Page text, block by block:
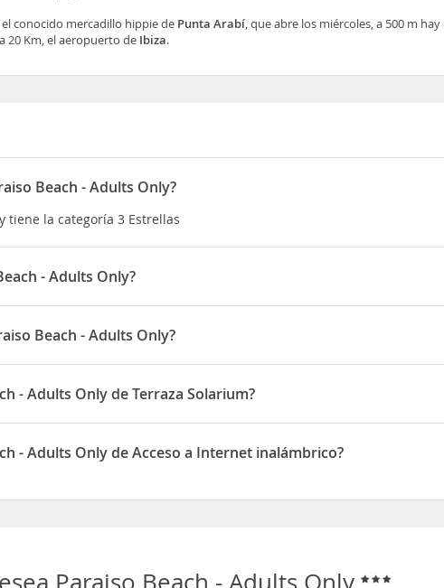
conocido mercadillo hippie de Punta Arabí, que abre los miércoles, a 500 m
20 Km, el aeropuerto de Ibiza.
Beach - Adults Only?
tiene la categoría 3 Estrellas
- Adults Only?
en el corazón deEs Cana, donde encontrará tiendas,
hippie dePunta Arabí, que abre los miércoles, a 500 m hay una
Beach - Adults Only?
está ubicado en Av/ de Punta Arabi s/n
- Adults Only de Terraza Solarium?
dispone de Terraza Solarium
- Adults Only de Acceso a Internet inalámbrico?